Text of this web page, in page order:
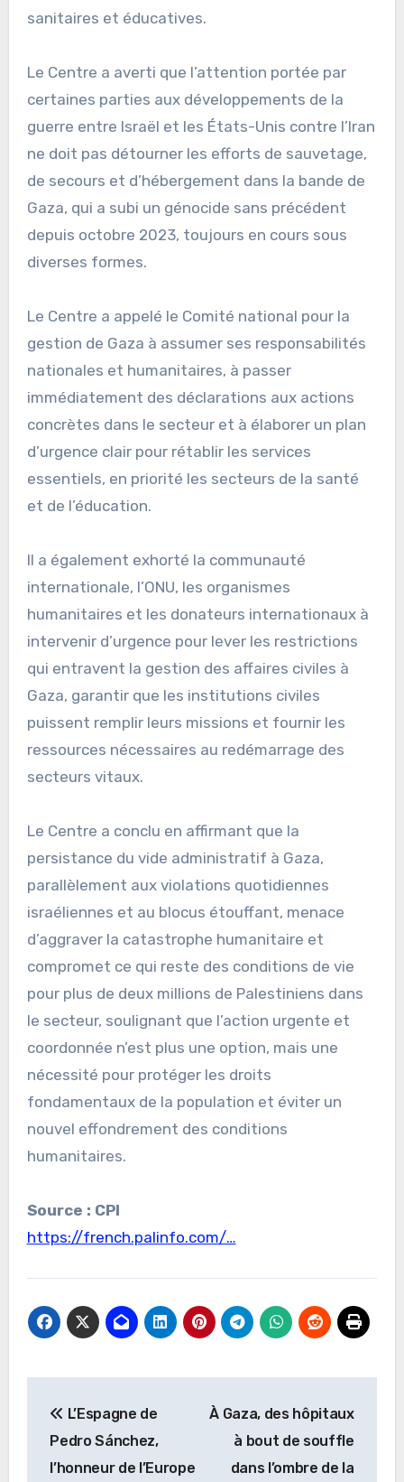
sanitaires et éducatives.
Le Centre a averti que l’attention portée par
certaines parties aux développements de la
guerre entre Israël et les États-Unis contre l’Iran
ne doit pas détourner les efforts de sauvetage,
de secours et d’hébergement dans la bande de
Gaza, qui a subi un génocide sans précédent
depuis octobre 2023, toujours en cours sous
diverses formes.
Le Centre a appelé le Comité national pour la
gestion de Gaza à assumer ses responsabilités
nationales et humanitaires, à passer
immédiatement des déclarations aux actions
concrètes dans le secteur et à élaborer un plan
d’urgence clair pour rétablir les services
essentiels, en priorité les secteurs de la santé
et de l’éducation.
Il a également exhorté la communauté
internationale, l’ONU, les organismes
humanitaires et les donateurs internationaux à
intervenir d’urgence pour lever les restrictions
qui entravent la gestion des affaires civiles à
Gaza, garantir que les institutions civiles
puissent remplir leurs missions et fournir les
ressources nécessaires au redémarrage des
secteurs vitaux.
Le Centre a conclu en affirmant que la
persistance du vide administratif à Gaza,
parallèlement aux violations quotidiennes
israéliennes et au blocus étouffant, menace
d’aggraver la catastrophe humanitaire et
compromet ce qui reste des conditions de vie
pour plus de deux millions de Palestiniens dans
le secteur, soulignant que l’action urgente et
coordonnée n’est plus une option, mais une
nécessité pour protéger les droits
fondamentaux de la population et éviter un
nouvel effondrement des conditions
humanitaires.
Source : CPI
https://french.palinfo.com/…
de
l’article
L’Espagne de
Pedro Sánchez,
l’honneur de l’Europe
À Gaza, des hôpitaux
à bout de souffle
dans l’ombre de la